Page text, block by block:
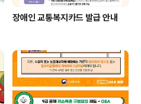
장애인 교통복지카드 발급 안내